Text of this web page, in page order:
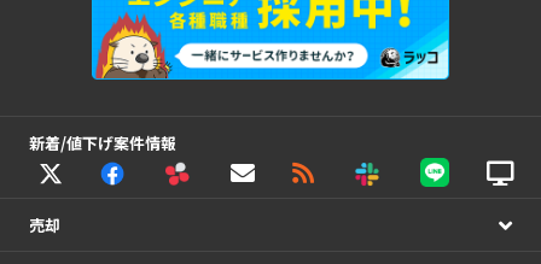
新着/値下げ案件情報
売却